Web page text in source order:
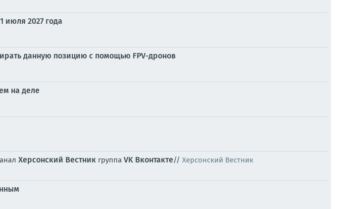
июля 2027 года
данную позицию с помощью FPV-дронов
на деле
Херсонский Вестник группа VK Вконтакте// Херсонский Вестник